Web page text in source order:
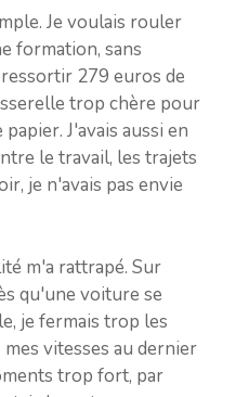
Je voulais rouler
formation, sans
279 euros de
trop chère pour
J'avais aussi en
le travail, les trajets
je n'avais pas envie
m'a rattrapé. Sur
qu'une voiture se
je fermais trop les
vitesses au dernier
trop fort, par